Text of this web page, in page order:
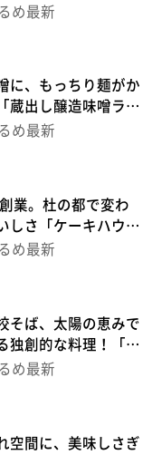
仙台」（青葉区旭ヶ
め最新
に、もっちり麺がか
蔵出し醸造味噌ラー
まる」（富谷市大清
め最新
業。杜の都で変わ
しさ「ケーキハウス
将監店」（泉区将
め最新
そば、太陽の恵みで
独創的な料理！「カ
」（富谷市成
め最新
空間に、美味しさぎ